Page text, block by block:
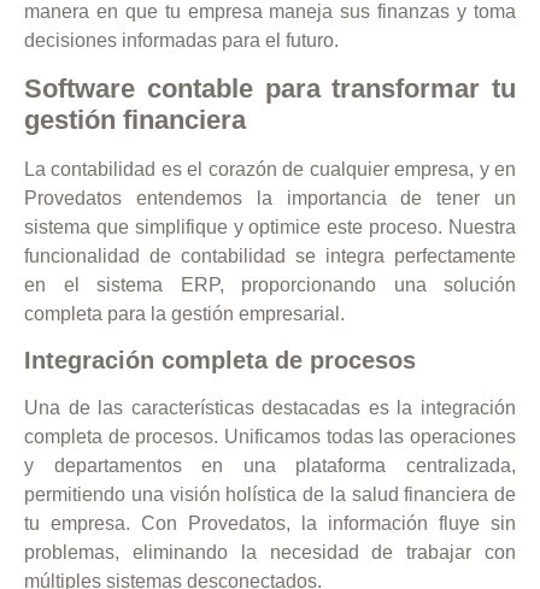
manera en que tu empresa maneja sus finanzas y toma
decisiones informadas para el futuro.
Software contable para transformar tu
gestión financiera
La contabilidad es el corazón de cualquier empresa, y en
Provedatos entendemos la importancia de tener un
sistema que simplifique y optimice este proceso. Nuestra
funcionalidad de contabilidad se integra perfectamente
en el sistema ERP, proporcionando una solución
completa para la gestión empresarial.
Integración completa de procesos
Una de las características destacadas es la integración
completa de procesos. Unificamos todas las operaciones
y departamentos en una plataforma centralizada,
permitiendo una visión holística de la salud financiera de
tu empresa. Con Provedatos, la información fluye sin
problemas, eliminando la necesidad de trabajar con
múltiples sistemas desconectados.
PAC-ERP® Asistente